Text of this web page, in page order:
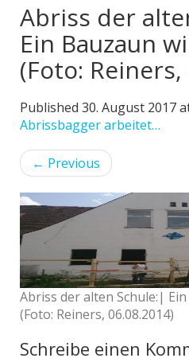
Abriss der
Ein Bauzaun
(Foto: Reiners,
Published 30. August 2017
Abrissbagger arbeitet…
← Previous
Abriss der alten Schule:|
(Foto: Reiners, 06.08.2014)
Schreibe einen